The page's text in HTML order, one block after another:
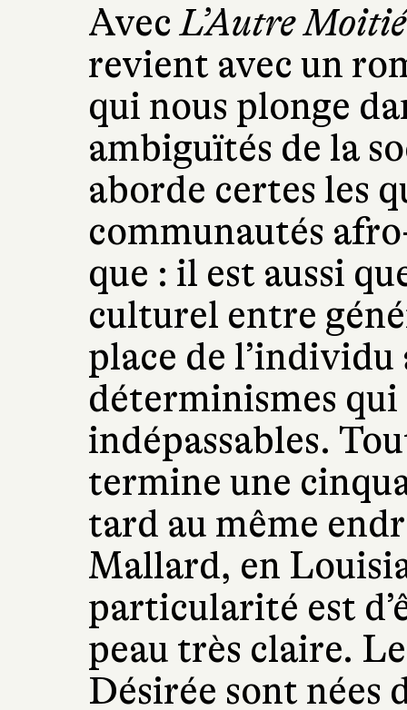
AvecL’Autre
revient avec un
qui nous plonge
ambiguïtés de la
aborde certes les
communautés
que : il est aussi
culturel entre
place de
déterminismes
indépassables.
termine une
tard au même
Mallard, en
particularité est
peau très claire.
Désirée sont nées